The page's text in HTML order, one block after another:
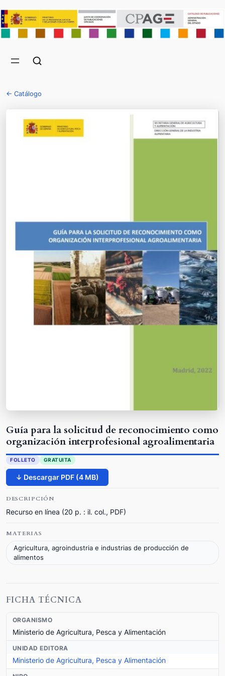
← Catálogo
Guía para la solicitud de reconocimiento como
organización interprofesional agroalimentaria
FOLLETO GRATUITA
↓ Descargar PDF (4 MB)
DESCRIPCIÓN
Recurso en línea (20 p. : il. col., PDF)
MATERIAS
Agricultura, agroindustria e industrias de producción de
alimentos
FICHA TÉCNICA
ORGANISMO
Ministerio de Agricultura, Pesca y Alimentación
UNIDAD EDITORA
Ministerio de Agricultura, Pesca y Alimentación